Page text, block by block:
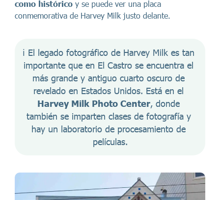
como histórico y se puede ver una placa
conmemorativa de Harvey Milk justo delante.
ℹ️ El legado fotográfico de Harvey Milk es tan
importante que en El Castro se encuentra el
más grande y antiguo cuarto oscuro de
Harvey Milk Photo Center, donde
también se imparten clases de fotografía y
hay un laboratorio de procesamiento de
películas.